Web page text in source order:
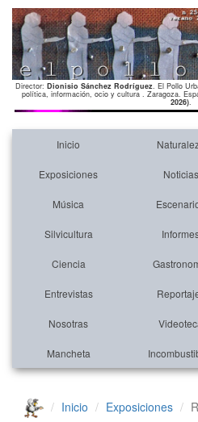
Director: Dionisio Sánchez Rodríguez. El Pollo
política, información, ocio y cultura . Zaragoza.
2026).
Inicio
Exposiciones Noticias
Música
Silvicultura
Ciencia
Entrevistas
Nosotras
Mancheta
Inicio Exposiciones